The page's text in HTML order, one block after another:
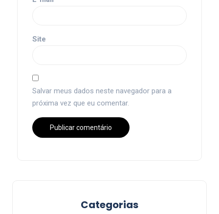
Site
Salvar meus dados neste navegador para a
próxima vez que eu comentar.
Categorias